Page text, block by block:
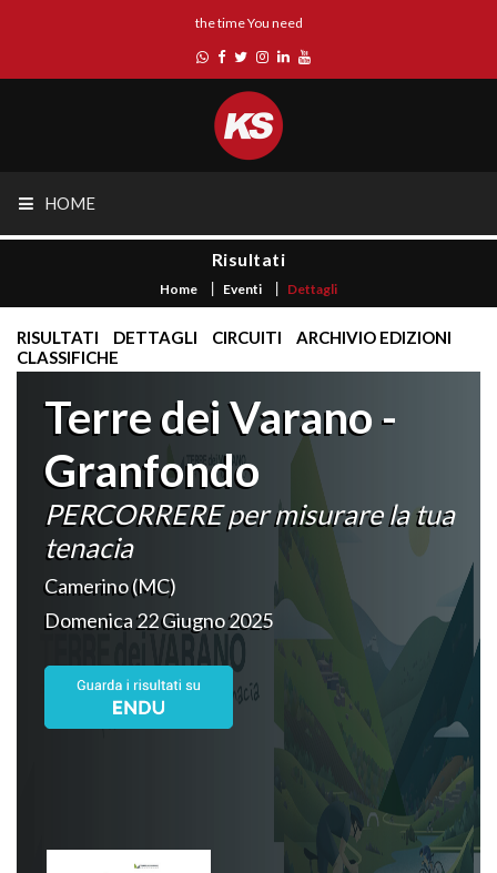
the time You need
HOME
Risultati
Home Eventi Dettagli
RISULTATI DETTAGLI CIRCUITI
ARCHIVIO EDIZIONI
CLASSIFICHE
Terre dei Varano -
Granfondo
PERCORRERE per misurare la tua
tenacia
Camerino (MC)
Domenica 22 Giugno 2025